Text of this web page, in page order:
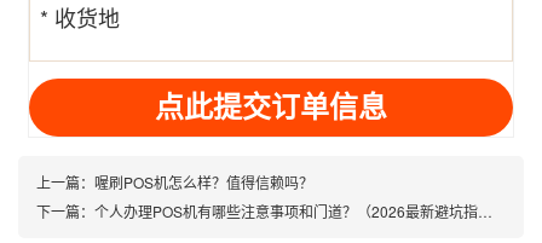
* 收货地
址
上一篇： 喔刷POS机怎么样？值得信赖吗？
下一篇： 个人办理POS机有哪些注意事项和门道？（2026最新避坑指南）